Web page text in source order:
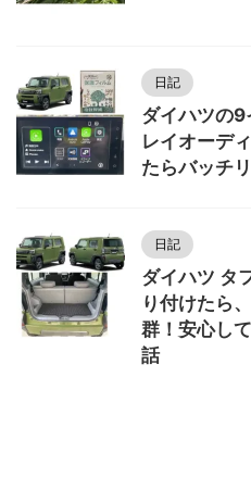
日記
ダイハツの9
レイオーデ
たらバッチ
日記
ダイハツ タ
り付けたら
群！安心し
話